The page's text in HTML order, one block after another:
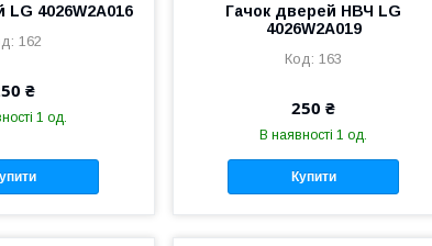
LG 4026W2A016
162
₴
1 од.
Гачок дверей НВЧ LG
4026W2A019
163
250 ₴
В наявності 1 од.
Купити